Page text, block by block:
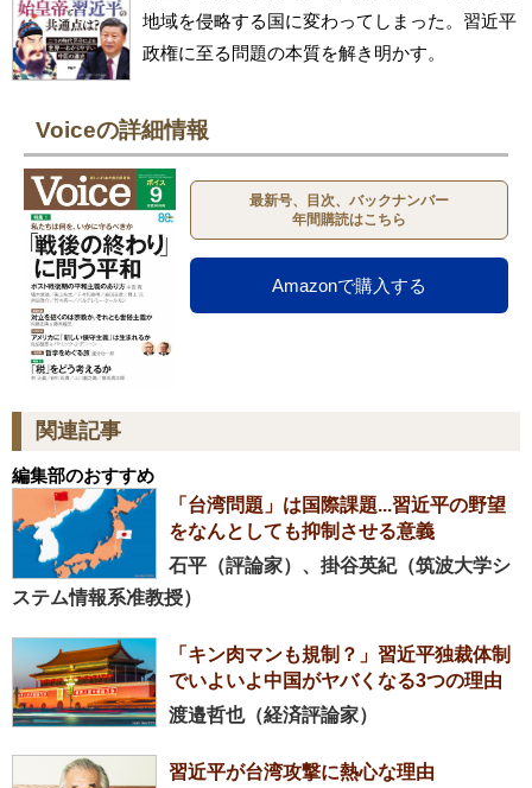
地域を侵略する国に変わってしまった。習近平
政権に至る問題の本質を解き明かす。
Voiceの詳細情報
最新号、目次、バックナンバー
年間購読はこちら
Amazonで購入する
関連記事
編集部のおすすめ
「台湾問題」は国際課題...習近平の野望
をなんとしても抑制させる意義
石平（評論家）、掛谷英紀（筑波大学シ
ステム情報系准教授）
「キン肉マンも規制？」習近平独裁体制
でいよいよ中国がヤバくなる3つの理由
渡邉哲也（経済評論家）
習近平が台湾攻撃に熱心な理由